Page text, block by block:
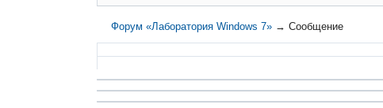
Форум «Лаборатория Windows 7» →Сообщение